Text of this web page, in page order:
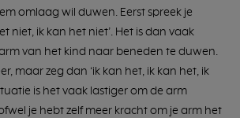
omlaag wil duwen. Eerst spreek je
niet, ik kan het niet’. Het is dan vaak
van het kind naar beneden te duwen.
maar zeg dan ‘ik kan het, ik kan het, ik
is het vaak lastiger om de arm
je hebt zelf meer kracht om je arm het